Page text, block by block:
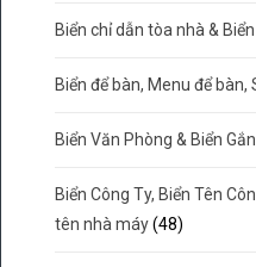
Biển chỉ dẫn tòa nhà &
Biển để bàn, Menu để
Biển Văn Phòng & Biển
Biển Công Ty, Biển Tên
tên nhà máy (48)